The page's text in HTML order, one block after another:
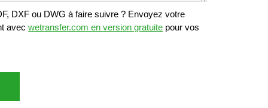
DXF ou DWG à faire suivre ? Envoyez votre
avecwetransfer.com en version gratuite pour vos